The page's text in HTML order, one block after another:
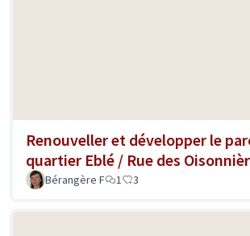
Renouveller et développer le
quartier Eblé / Rue des
Bérangère F 1 3